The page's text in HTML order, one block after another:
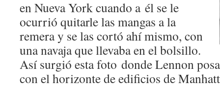
en Nueva York cuando a él se le
ocurrió quitarle las mangas a la
remera y se las cortó ahí mismo, con
una navaja que llevaba en el bolsillo.
Así surgió esta foto donde Lennon
con el horizonte de edificios de